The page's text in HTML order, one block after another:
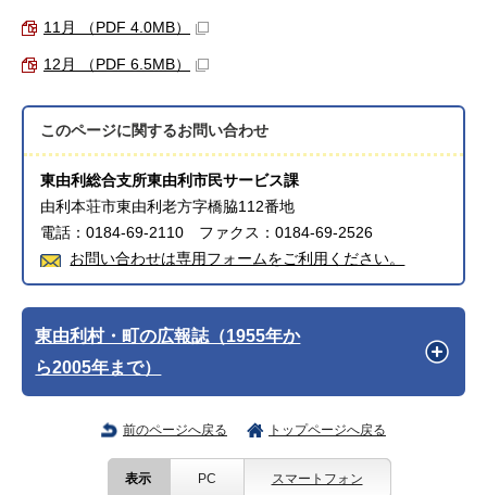
11月 （PDF 4.0MB）
12月 （PDF 6.5MB）
このページに関するお問い合わせ
東由利総合支所東由利市民サービス課
由利本荘市東由利老方字橋脇112番地
電話：0184-69-2110 ファクス：0184-69-2526
お問い合わせは専用フォームをご利用ください。
東由利村・町の広報誌（1955年か
ら2005年まで）
前のページへ戻る トップページへ戻る
表示 PC スマートフォン